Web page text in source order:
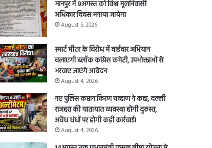
मानपुर में 9अगस्त को विश्व मूलनिवासी
अधिकार दिवस मनाया जायेगा
स्मार्ट मीटर के विरोध में वार्डवार अभियान
चलाएगी ब्लॉक कांग्रेस कमेटी, उपभोक्ताओं से
भरवाए जाएंगे आवेदन
August 4, 2026
नए पुलिस कप्तान किरण चव्हाण ने कहा, दल्ली
राजहरा की यातायात व्यवस्था होगी दुरुस्त,
अवैध धंधों पर होगी कड़ी कार्रवाई।
August 4, 2026